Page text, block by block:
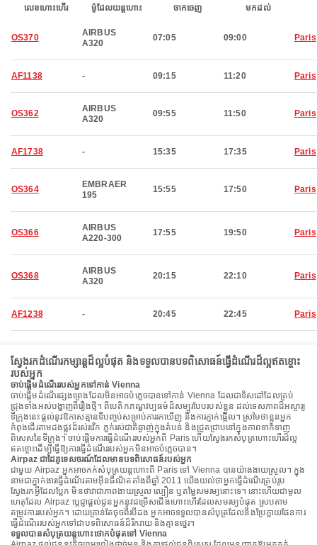
លេខហោះហើរ ម៉ូដែលយន្តហោះ ចាកចេញ មកដល់
OS370
AIRBUS
A320
07:05 09:00 Paris
AF1138 - 09:15 11:20 Paris
OS362
AIRBUS
A320
09:55 11:50 Paris
AF1738 - 15:35 17:35 Paris
OS364
EMBRAER
195
15:55 17:50 Paris
OS366
AIRBUS
A220-300
17:55 19:50 Paris
OS368
AIRBUS
A320
20:15 22:10 Paris
AF1238 - 20:45 22:45 Paris
ស្វែងរកដំណើរកម្សាន្តដ៏ល្អបំផុត និងទទួលបានបទពិសោធន៍ធ្វើដំណើរដ៏ល្អឥតខ្ចោះ
របស់អ្នក
ចាប់ផ្តើមដំណើររបស់អ្នកទៅកាន់ Vienna
ចាប់ផ្តើមដំណើរផ្សងព្រេងដែលមិនអាចបំភ្លេចបានទៅកាន់ Vienna ដែលជាទិសដៅដែលគ្រប់
ជ្រុងទាំងអស់បង្ហាញពីរឿងថ្មី។ ពីបេតិកភណ្ឌវប្បធម៌ដ៏សម្បូរបែបរបស់ខ្លួន ដល់ទេសភាពដ៏អស្ចារ្យ
ទីក្រុងនេះផ្តល់នូវឱកាសគ្មានទីបញ្ចប់សម្រាប់ការរកឃើញ និងការភ្ញាក់ផ្អើល។ ស្រមៃថាខ្លួនអ្នក
កំពុងដើរតាមដងផ្លូវដ៏រស់រវើក ភ្លក់រស់ជាតិឆ្ងាញ់ក្នុងតំបន់ និងជ្រួតជ្រាបនៅក្នុងភាពទាក់ទាញ
ពិសេសនៃទីក្រុង។ ចាប់ផ្តើមការធ្វើដំណើររបស់អ្នកពី Paris ហើយស្វែងរកសំបុត្រហោះហើរដ៏ល្អ
ឥតខ្ចោះដើម្បីធ្វើឱ្យការធ្វើដំណើររបស់អ្នកមិនអាចបំភ្លេចបាន។
Airpaz ជាដៃគូទេសចរណ៍ដែលមានបទពិសោធន៍របស់អ្នក
ជាមួយ Airpaz អ្នកអាចកក់សំបុត្រយន្តហោះពី Paris ទៅ Vienna បានយ៉ាងងាយស្រួល។ ក្នុង
នាមជាភ្នាក់ងារធ្វើដំណើរតាមអ៊ីនធឺណិតតាំងពីឆ្នាំ 2011 យើងយល់ថាអ្នកធ្វើដំណើរគ្រប់រូប
ស្វែងរកអ្វីដែលប្លែក មិនថាវាជាភាពងាយស្រួល ល្បឿន ឬតម្លៃសមរម្យនោះទេ។ នោះហើយជាមូល
ហេតុដែល Airpaz ប្តេជ្ញាផ្តល់ជូនអ្នកនូវជម្រើសជើងហោះហើរដែលសមរម្យបំផុត ស្របតាម
តម្រូវការរបស់អ្នក។ ដោយគ្រាន់តែចុចពីរបីដង អ្នកអាចទទួលបានសំបុត្រដែលនឹងប្រែក្លាយផែនការ
ធ្វើដំណើររបស់អ្នកទៅជាបទពិសោធន៍ដ៏រីករាយ និងគ្មានថ្នេរ។
ទទួលបានសំបុត្រយន្តហោះថោកបំផុតទៅ Vienna